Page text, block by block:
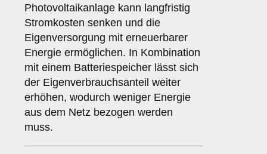
Photovoltaikanlage kann langfristig
Stromkosten senken und die
Eigenversorgung mit erneuerbarer
Energie ermöglichen. In Kombination
mit einem Batteriespeicher lässt sich
der Eigenverbrauchsanteil weiter
erhöhen, wodurch weniger Energie
aus dem Netz bezogen werden
muss.